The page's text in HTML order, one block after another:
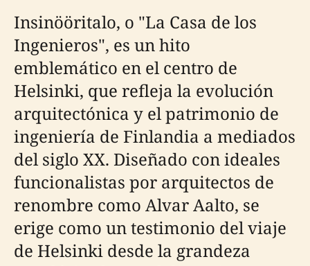
Insinööritalo, o "La Casa de los
Ingenieros", es un hito
emblemático en el centro de
Helsinki, que refleja la evolución
arquitectónica y el patrimonio de
ingeniería de Finlandia a mediados
del siglo XX. Diseñado con ideales
funcionalistas por arquitectos de
renombre como Alvar Aalto, se
erige como un testimonio del viaje
de Helsinki desde la grandeza